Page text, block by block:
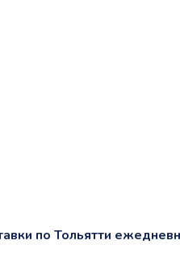
по Тольятти